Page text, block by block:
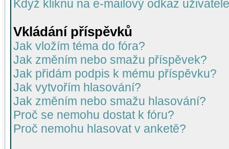
Když kliknu na e-mailový odkaz
Vkládání příspěvků
Jak vložím téma do fóra?
Jak změním nebo smažu příspěvek?
Jak přidám podpis k mému příspěvku?
Jak vytvořím hlasování?
Jak změním nebo smažu hlasování?
Proč se nemohu dostat k fóru?
Proč nemohu hlasovat v anketě?